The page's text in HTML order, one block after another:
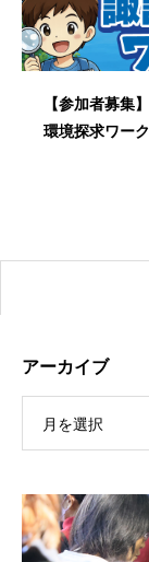
【参加者募集
環境探求ワー
【受付終了】
アーカイブ
月を選択